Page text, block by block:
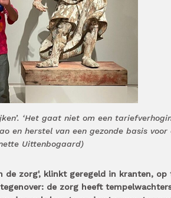
‘Het gaat niet om een
en herstel van een gezonde basis voor
Uittenbogaard)
de zorg', klinkt geregeld in kranten, op
de zorg heeft